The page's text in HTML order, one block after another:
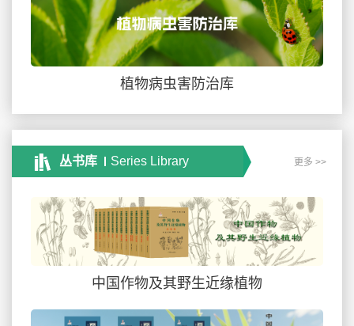
植物病虫害防治库
丛书库 Series Library 更多 >>
中国作物及其野生近缘植物